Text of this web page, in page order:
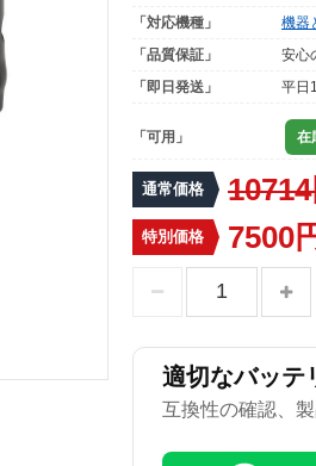
「対応機種」
機器
「品質保証」
安心
「即日発送」
平日
「可用」 在
通常価格
特別価格 7500
適切なバッテ
互換性の確認、